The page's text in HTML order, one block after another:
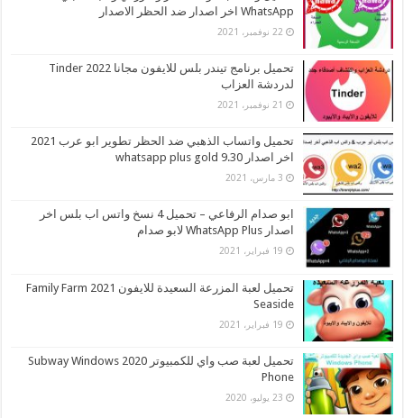
WhatsApp اخر اصدار ضد الحظر الاصدار
22 نوفمبر، 2021
تحميل برنامج تيندر بلس للايفون مجانا 2022 Tinder
لدردشة العزاب
21 نوفمبر، 2021
تحميل واتساب الذهبي ضد الحظر تطوير ابو عرب 2021
اخر اصدار whatsapp plus gold 9.30
3 مارس، 2021
ابو صدام الرفاعي – تحميل 4 نسخ واتس اب بلس اخر
اصدار WhatsApp Plus لابو صدام
19 فبراير، 2021
تحميل لعبة المزرعة السعيدة للايفون 2021 Family Farm
Seaside
19 فبراير، 2021
تحميل لعبة صب واي للكمبيوتر 2020 Subway Windows
Phone
23 يوليو، 2020